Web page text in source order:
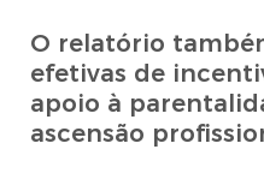
O relatório
efetivas de
apoio à
ascensão